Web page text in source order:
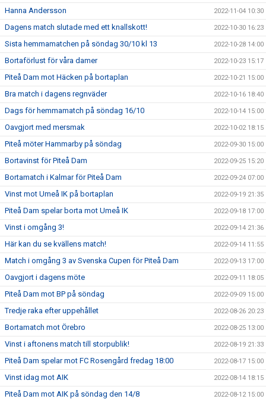
Hanna Andersson 2022-11-04 10:30
Dagens match slutade med ett knallskott! 2022-10-30 16:23
Sista hemmamatchen på söndag 30/10 kl 13 2022-10-28 14:00
Bortaförlust för våra damer 2022-10-23 15:17
Piteå Dam mot Häcken på bortaplan 2022-10-21 15:00
Bra match i dagens regnväder 2022-10-16 18:40
Dags för hemmamatch på söndag 16/10 2022-10-14 15:00
Oavgjort med mersmak 2022-10-02 18:15
Piteå möter Hammarby på söndag 2022-09-30 15:00
Bortavinst för Piteå Dam 2022-09-25 15:20
Bortamatch i Kalmar för Piteå Dam 2022-09-24 07:00
Vinst mot Umeå IK på bortaplan 2022-09-19 21:35
Piteå Dam spelar borta mot Umeå IK 2022-09-18 17:00
Vinst i omgång 3! 2022-09-14 21:36
Här kan du se kvällens match! 2022-09-14 11:55
Match i omgång 3 av Svenska Cupen för Piteå Dam 2022-09-13 17:00
Oavgjort i dagens möte 2022-09-11 18:05
Piteå Dam mot BP på söndag 2022-09-09 15:00
Tredje raka efter uppehållet 2022-08-26 20:23
Bortamatch mot Örebro 2022-08-25 13:00
Vinst i aftonens match till storpublik! 2022-08-19 21:33
Piteå Dam spelar mot FC Rosengård fredag 18:00 2022-08-17 15:00
Vinst idag mot AIK 2022-08-14 18:15
Piteå Dam mot AIK på söndag den 14/8 2022-08-12 15:00